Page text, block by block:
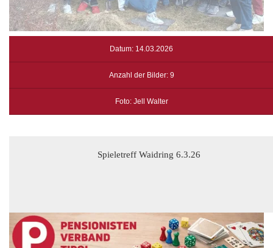
Datum: 14.03.2026
Anzahl der Bilder: 9
Foto: Jell Walter
Spieletreff Waidring 6.3.26